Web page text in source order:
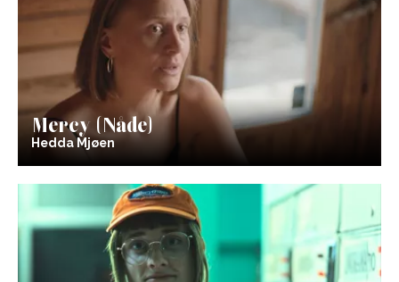
Mercy (Nåde)
Hedda Mjøen